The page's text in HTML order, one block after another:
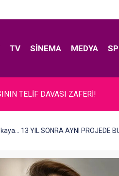
TV SINEMA MEDYA
TELİF DAVASI ZAFERİ!
13 YIL SONRA AYNI PROJEDE